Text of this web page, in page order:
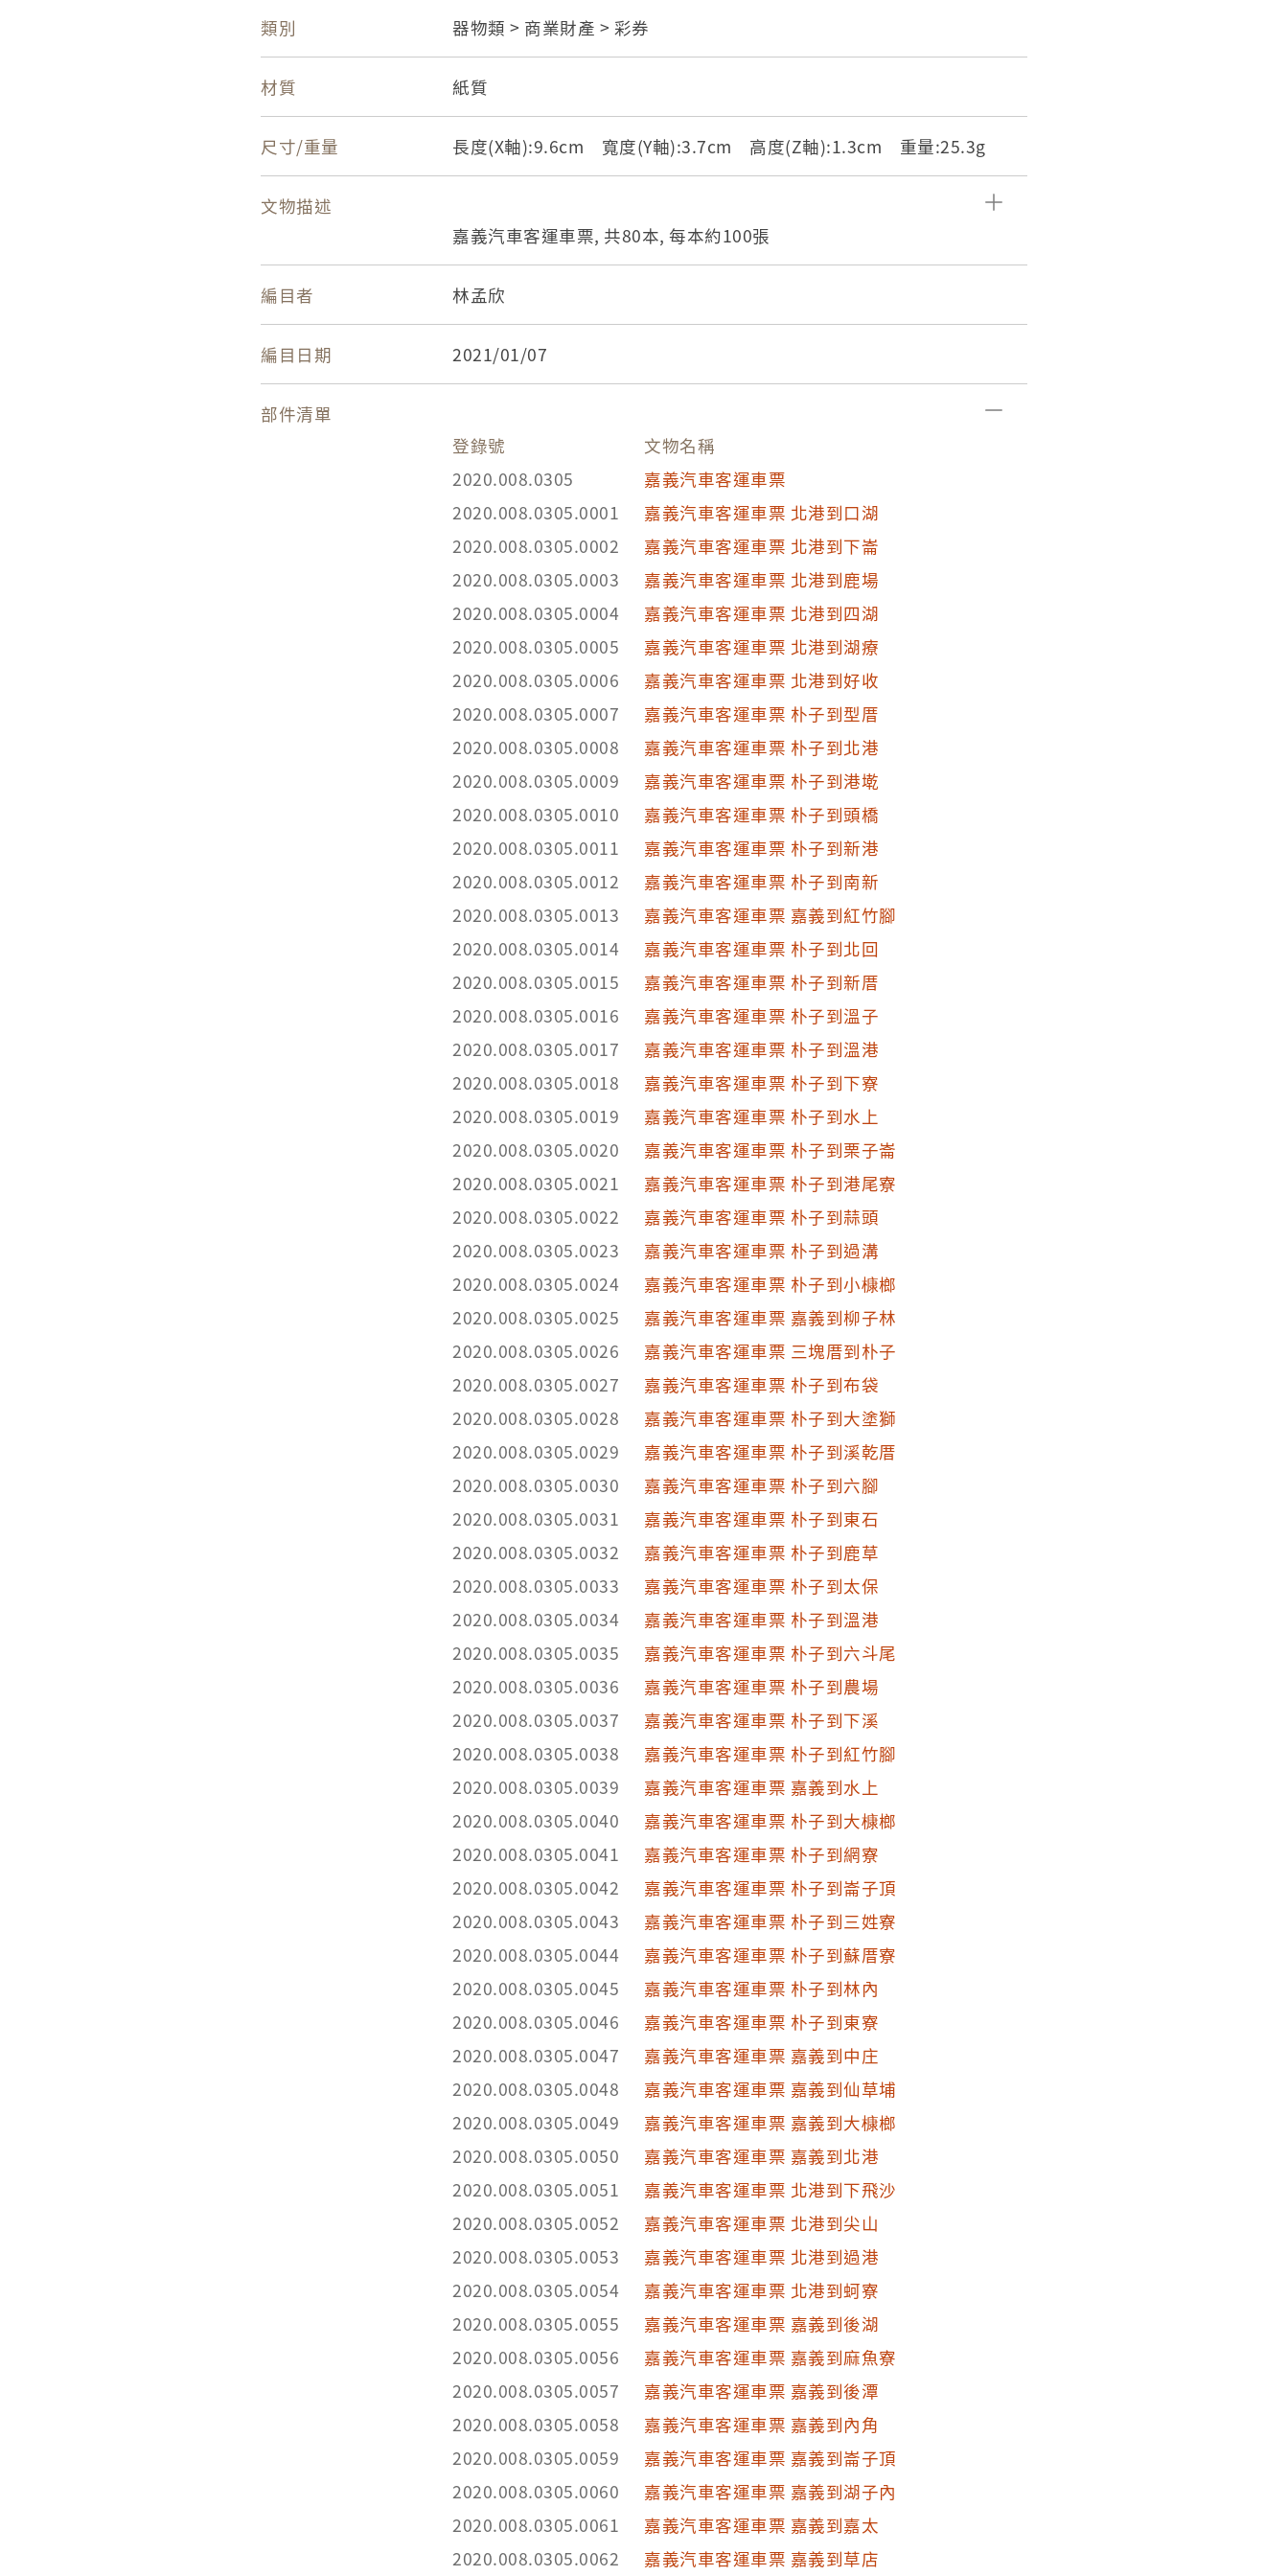
類別 器物類 > 商業財產 > 彩券
材質 紙質
尺寸/重量 長度(X軸):9.6cm 寬度(Y軸):3.7cm 高度(Z軸):1.3cm 重量:25.3g
文物描述
嘉義汽車客運車票, 共80本, 每本約100張
編目者 林孟欣
編目日期 2021/01/07
部件清單
登錄號
文物名稱
2020.008.0305
嘉義汽車客運車票
2020.008.0305.0001
嘉義汽車客運車票 北港到口湖
2020.008.0305.0002
嘉義汽車客運車票 北港到下崙
2020.008.0305.0003
嘉義汽車客運車票 北港到鹿場
2020.008.0305.0004
嘉義汽車客運車票 北港到四湖
2020.008.0305.0005
嘉義汽車客運車票 北港到湖療
2020.008.0305.0006
嘉義汽車客運車票 北港到好收
2020.008.0305.0007
嘉義汽車客運車票 朴子到型厝
2020.008.0305.0008
嘉義汽車客運車票 朴子到北港
2020.008.0305.0009
嘉義汽車客運車票 朴子到港墘
2020.008.0305.0010
嘉義汽車客運車票 朴子到頭橋
2020.008.0305.0011
嘉義汽車客運車票 朴子到新港
2020.008.0305.0012
嘉義汽車客運車票 朴子到南新
2020.008.0305.0013
嘉義汽車客運車票 嘉義到紅竹腳
2020.008.0305.0014
嘉義汽車客運車票 朴子到北回
2020.008.0305.0015
嘉義汽車客運車票 朴子到新厝
2020.008.0305.0016
嘉義汽車客運車票 朴子到溫子
2020.008.0305.0017
嘉義汽車客運車票 朴子到溫港
2020.008.0305.0018
嘉義汽車客運車票 朴子到下寮
2020.008.0305.0019
嘉義汽車客運車票 朴子到水上
2020.008.0305.0020
嘉義汽車客運車票 朴子到栗子崙
2020.008.0305.0021
嘉義汽車客運車票 朴子到港尾寮
2020.008.0305.0022
嘉義汽車客運車票 朴子到蒜頭
2020.008.0305.0023
嘉義汽車客運車票 朴子到過溝
2020.008.0305.0024
嘉義汽車客運車票 朴子到小槺榔
2020.008.0305.0025
嘉義汽車客運車票 嘉義到柳子林
2020.008.0305.0026
嘉義汽車客運車票 三塊厝到朴子
2020.008.0305.0027
嘉義汽車客運車票 朴子到布袋
2020.008.0305.0028
嘉義汽車客運車票 朴子到大塗獅
2020.008.0305.0029
嘉義汽車客運車票 朴子到溪乾厝
2020.008.0305.0030
嘉義汽車客運車票 朴子到六腳
2020.008.0305.0031
嘉義汽車客運車票 朴子到東石
2020.008.0305.0032
嘉義汽車客運車票 朴子到鹿草
2020.008.0305.0033
嘉義汽車客運車票 朴子到太保
2020.008.0305.0034
嘉義汽車客運車票 朴子到溫港
2020.008.0305.0035
嘉義汽車客運車票 朴子到六斗尾
2020.008.0305.0036
嘉義汽車客運車票 朴子到農場
2020.008.0305.0037
嘉義汽車客運車票 朴子到下溪
2020.008.0305.0038
嘉義汽車客運車票 朴子到紅竹腳
2020.008.0305.0039
嘉義汽車客運車票 嘉義到水上
2020.008.0305.0040
嘉義汽車客運車票 朴子到大槺榔
2020.008.0305.0041
嘉義汽車客運車票 朴子到網寮
2020.008.0305.0042
嘉義汽車客運車票 朴子到崙子頂
2020.008.0305.0043
嘉義汽車客運車票 朴子到三姓寮
2020.008.0305.0044
嘉義汽車客運車票 朴子到蘇厝寮
2020.008.0305.0045
嘉義汽車客運車票 朴子到林內
2020.008.0305.0046
嘉義汽車客運車票 朴子到東寮
2020.008.0305.0047
嘉義汽車客運車票 嘉義到中庄
2020.008.0305.0048
嘉義汽車客運車票 嘉義到仙草埔
2020.008.0305.0049
嘉義汽車客運車票 嘉義到大槺榔
2020.008.0305.0050
嘉義汽車客運車票 嘉義到北港
2020.008.0305.0051
嘉義汽車客運車票 北港到下飛沙
2020.008.0305.0052
嘉義汽車客運車票 北港到尖山
2020.008.0305.0053
嘉義汽車客運車票 北港到過港
2020.008.0305.0054
嘉義汽車客運車票 北港到蚵寮
2020.008.0305.0055
嘉義汽車客運車票 嘉義到後湖
2020.008.0305.0056
嘉義汽車客運車票 嘉義到麻魚寮
2020.008.0305.0057
嘉義汽車客運車票 嘉義到後潭
2020.008.0305.0058
嘉義汽車客運車票 嘉義到內角
2020.008.0305.0059
嘉義汽車客運車票 嘉義到崙子頂
2020.008.0305.0060
嘉義汽車客運車票 嘉義到湖子內
2020.008.0305.0061
嘉義汽車客運車票 嘉義到嘉太
2020.008.0305.0062
嘉義汽車客運車票 嘉義到草店